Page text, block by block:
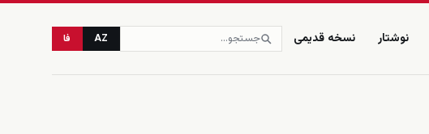
نوشتار نسخه قدیمی AZ فا